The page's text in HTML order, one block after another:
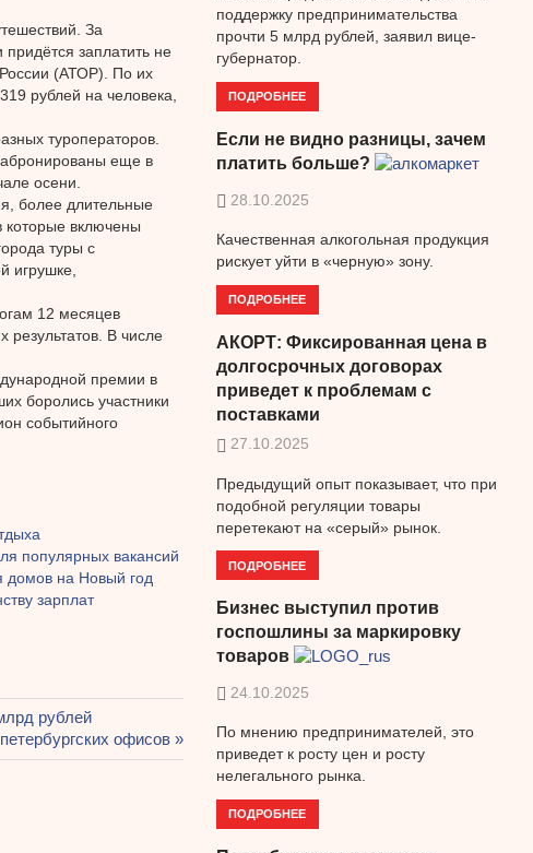
За
заплатить не
(АТОР). По их
рублей на человека,
туроператоров.
еще в
осени.
более длительные
которые включены
туры с
игрушке,
12 месяцев
результатов. В числе
премии в
боролись участники
событийного
популярных вакансий
домов на Новый год
зарплат
рублей
офисов
поддержку предпринимательства
прочти 5 млрд рублей, заявил вице-
губернатор.
ПОДРОБНЕЕ
Если не видно разницы, зачем
платить больше?
28.10.2025
Качественная алкогольная продукция
рискует уйти в «черную» зону.
ПОДРОБНЕЕ
АКОРТ: Фиксированная цена в
долгосрочных договорах
приведет к проблемам с
поставками
27.10.2025
Предыдущий опыт показывает, что при
подобной регуляции товары
перетекают на «серый» рынок.
ПОДРОБНЕЕ
Бизнес выступил против
госпошлины за маркировку
товаров
24.10.2025
По мнению предпринимателей, это
приведет к росту цен и росту
нелегального рынка.
ПОДРОБНЕЕ